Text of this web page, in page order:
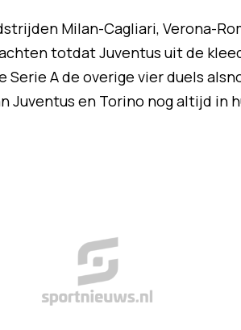
Milan-Cagliari, Verona-
totdat Juventus uit de
A de overige vier duels
Juventus en Torino nog altijd in